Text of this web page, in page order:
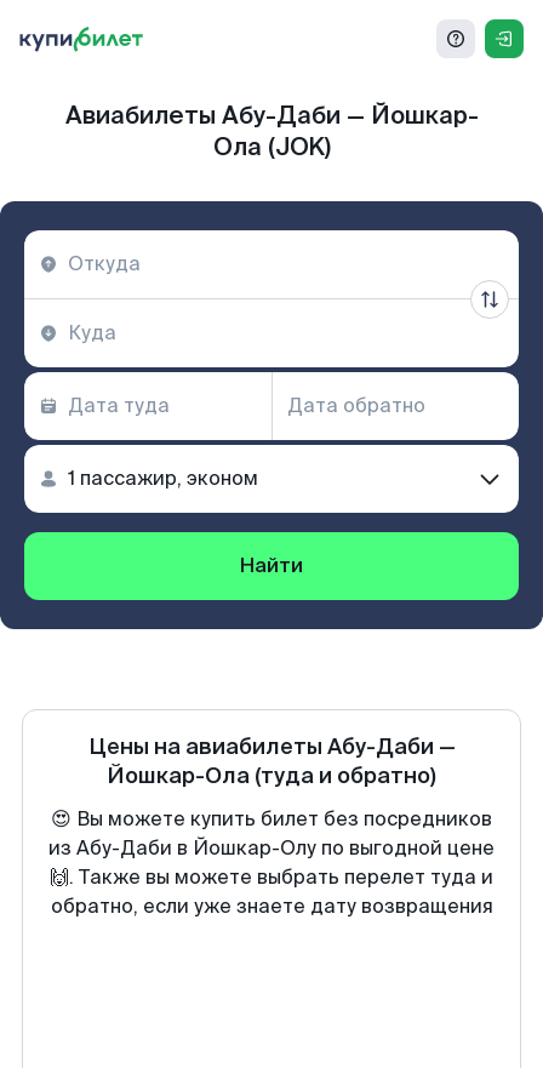
Авиабилеты Абу-Даби — Йошкар-
Ола (JOK)
Найти
Цены на авиабилеты Абу-Даби —
Йошкар-Ола (туда и обратно)
😍 Вы можете купить билет без посредников
из Абу-Даби в Йошкар-Олу по выгодной цене
🙌. Также вы можете выбрать перелет туда и
обратно, если уже знаете дату возвращения